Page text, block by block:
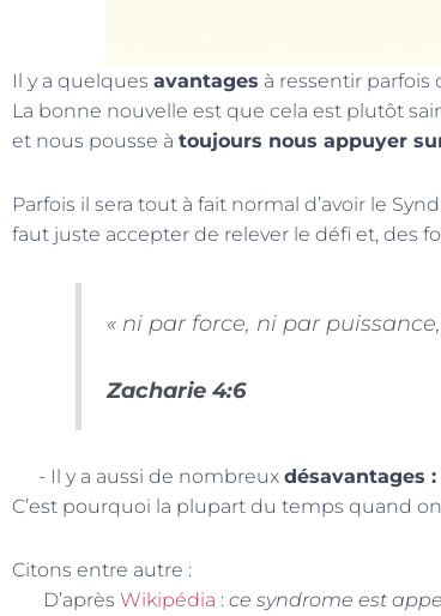
Il y a quelques avantages à ressentir parfois
La bonne nouvelle est que cela est plutôt
et nous pousse à toujours nous appuyer
Parfois il sera tout à fait normal d’avoir le
faut juste accepter de relever le défi et, des
« ni par force, ni par
Zacharie 4:6
- Il y a aussi de nombreux désavantages :
C’est pourquoi la plupart du temps quand
Citons entre autre :
D’après Wikipédia : ce syndrome est